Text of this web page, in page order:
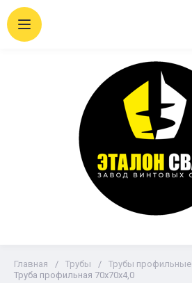
Главная / Трубы / Трубы профильные
Труба профильная 70х70х4,0